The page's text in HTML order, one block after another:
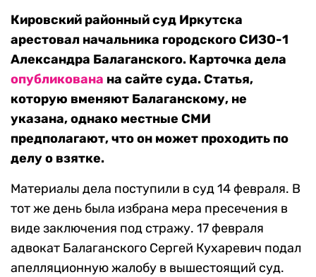
Кировский районный суд Иркутска
арестовал начальника городского СИЗО-1
Александра Балаганского. Карточка дела
опубликована на сайте суда. Статья,
которую вменяют Балаганскому, не
указана, однако местные СМИ
предполагают, что он может проходить по
делу о взятке.
Материалы дела поступили в суд 14 февраля. В
тот же день была избрана мера пресечения в
виде заключения под стражу. 17 февраля
адвокат Балаганского Сергей Кухаревич подал
апелляционную жалобу в вышестоящий суд.